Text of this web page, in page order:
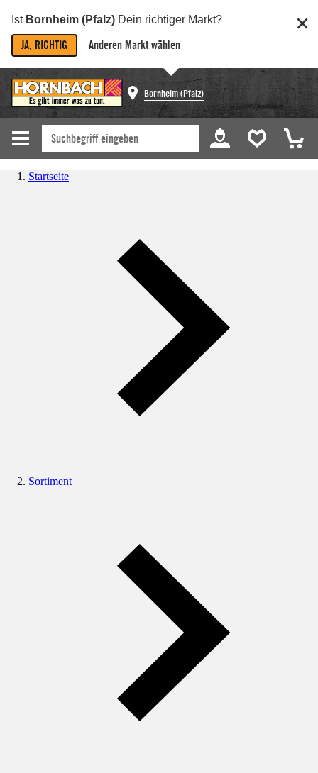
Ist Bornheim (Pfalz) Dein richtiger Markt?
JA, RICHTIG Anderen Markt wählen
Bornheim (Pfalz)
Startseite
Sortiment